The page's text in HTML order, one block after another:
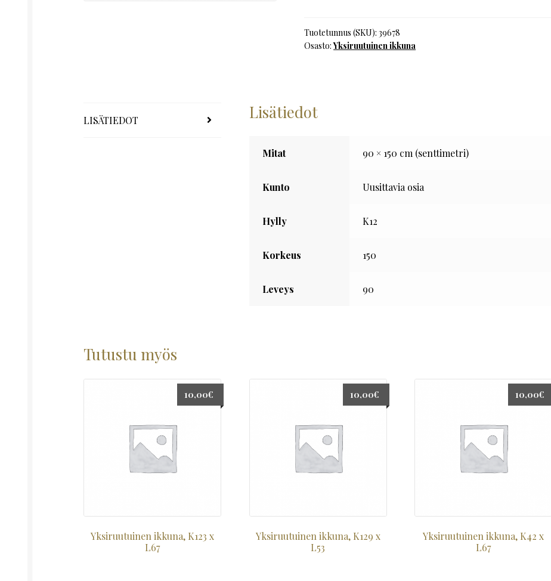
L90
määrä
Tuotetunnus (SKU):39678
Osasto:Yksiruutuinen ikkuna
LISÄTIEDOT Lisätiedot
Mitat 90 × 150 cm (senttimetri)
Kunto Uusittavia osia
Hylly K12
Korkeus 150
Leveys 90
Tutustu myös
Yksiruutuinen ikkuna, K123 x
L67
10,00€
Yksiruutuinen ikkuna, K129 x
L53
10,00€
Yksiruutuinen ikkuna, K42 x
L67
10,00€